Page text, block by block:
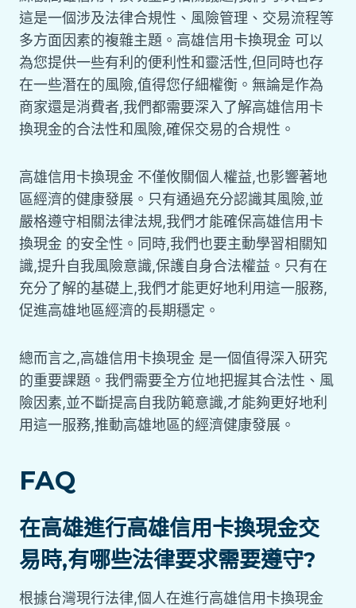
這是一個涉及法律合規性、風險管理、交易流程等
多方面因素的複雜主題。高雄信用卡換現金 可以
為您提供一些有利的便利性和靈活性,但同時也存
在一些潛在的風險,值得您仔細權衡。無論是作為
商家還是消費者,我們都需要深入了解高雄信用卡
換現金的合法性和風險,確保交易的合規性。
高雄信用卡換現金 不僅攸關個人權益,也影響著地
區經濟的健康發展。只有通過充分認識其風險,並
嚴格遵守相關法律法規,我們才能確保高雄信用卡
換現金 的安全性。同時,我們也要主動學習相關知
識,提升自我風險意識,保護自身合法權益。只有在
充分了解的基礎上,我們才能更好地利用這一服務,
促進高雄地區經濟的長期穩定。
總而言之,高雄信用卡換現金 是一個值得深入研究
的重要課題。我們需要全方位地把握其合法性、風
險因素,並不斷提高自我防範意識,才能夠更好地利
用這一服務,推動高雄地區的經濟健康發展。
FAQ
在高雄進行高雄信用卡換現金交
易時,有哪些法律要求需要遵守?
根據台灣現行法律,個人在進行高雄信用卡換現金